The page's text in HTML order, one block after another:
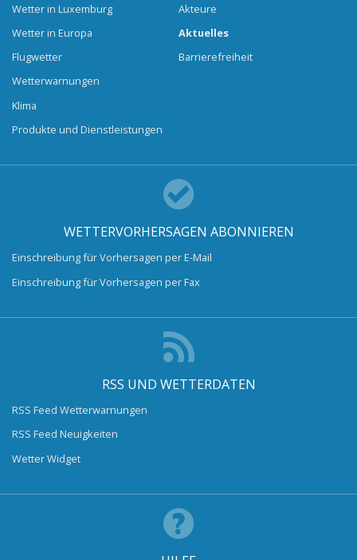
Wetter in Luxemburg
Wetter in Europa
Flugwetter
Wetterwarnungen
Klima
Produkte und Dienstleistungen
Akteure
Aktuelles
Barrierefreiheit
WETTERVORHERSAGEN ABONNIEREN
Einschreibung für Vorhersagen per E-Mail
Einschreibung für Vorhersagen per Fax
RSS UND WETTERDATEN
RSS Feed Wetterwarnungen
RSS Feed Neuigkeiten
Wetter Widget